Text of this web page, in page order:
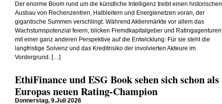
Der enorme Boom rund um die künstliche Intelligenz treibt einen historischen
Ausbau von Rechenzentren, Halbleitern und Energienetzen voran, der
gigantische Summen verschlingt. Während Aktienmärkte vor allem das
Wachstumspotenzial feiern, blicken Fremdkapitalgeber und Ratingagenturen
mit einer ganz anderen Perspektive auf die Entwicklung: Für sie steht die
langfristige Solvenz und das Kreditrisiko der involvierten Akteure im
Vordergrund. […]
EthiFinance und ESG Book sehen sich schon als
Europas neuen Rating-Champion
Donnerstag, 9.Juli 2026